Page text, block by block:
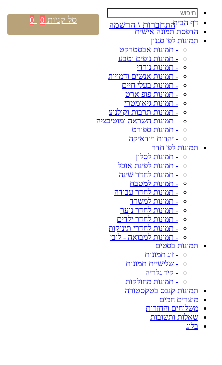
דף הבית
הדפסת תמונה אישית
תמונות לפי סגנון
- תמונות אבסטרקט
- תמונות נופים וטבע
- תמונות נורדי
- תמונות אנשים ודמויות
- תמונות בעלי חיים
- תמונות פופ ארט
- תמונות גיאומטרי
- תמונות תרבות וקולנוע
- תמונות השראה ומוטיבציה
- תמונות ספורט
- יהדות ויודאיקה
תמונות לפי חדר
- תמונות לסלון
- תמונות לפינת אוכל
- תמונות לחדר שינה
- תמונות למטבח
- תמונות לחדר עבודה
- תמונות למשרד
- תמונות לחדר נוער
- תמונות לחדר ילדים
- תמונות לחדרי תינוקות
- תמונות למבואה - לובי
תמונות בסטים
- זוג תמונות
- שלישיית תמונות
- קיר גלריה
- תמונות מחולקות
תמונות קנבס בטקסטורה
מוצרים חמים
משלוחים והחזרות
שאלות ותשובות
בלוג
התחברות \ הרשמה סל קניות 0
0